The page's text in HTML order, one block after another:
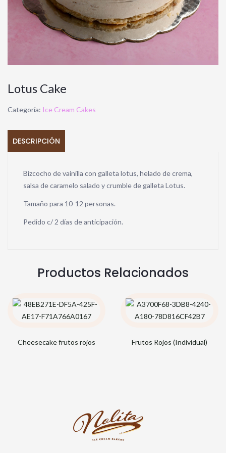
Lotus Cake
Categoría: Ice Cream Cakes
DESCRIPCIÓN
Bizcocho de vainilla con galleta lotus, helado de crema,
salsa de caramelo salado y crumble de galleta Lotus.
Tamaño para 10-12 personas.
Pedido c/ 2 días de anticipación.
Productos Relacionados
Cheesecake frutos rojos Frutos Rojos (Individual)